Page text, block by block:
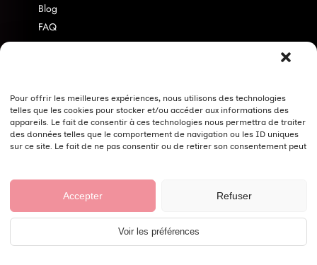
Pour offrir les meilleures expériences, nous utilisons des technologies
telles que les cookies pour stocker et/ou accéder aux informations des
appareils. Le fait de consentir à ces technologies nous permettra de traiter
des données telles que le comportement de navigation ou les ID uniques
sur ce site. Le fait de ne pas consentir ou de retirer son consentement peut
Accepter Refuser
Voir les préférences
Blog
FAQ
Livraison & Retour
Programme d'affiliation
Politique de confidentialité
Nos conseils pour bien laver vos vêtements
© Fashion Curvy Shop 2026 · ·CGV·
Confidentialité·Cookies